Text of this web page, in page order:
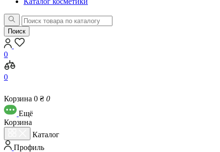
Поиск
0
0
Корзина 0 ₴ 0
Eщё
Корзина
Каталог
Профиль